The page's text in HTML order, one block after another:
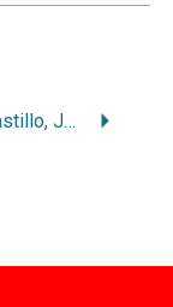
Aguilar Castillo, José